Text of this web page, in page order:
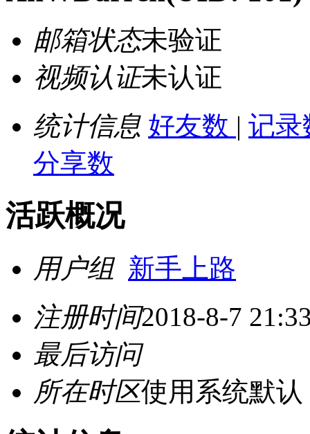
邮箱状态未验证
视频认证未认证
统计信息 好友数 | 记
分享数
活跃概况
用户组 新手上路
注册时间2018-8-7
最后访问
所在时区使用系统默认